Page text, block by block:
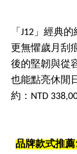
「J12」經典
更無懼歲月刮
後的堅韌與從
也能點亮休閒
約：NTD
品牌款式推